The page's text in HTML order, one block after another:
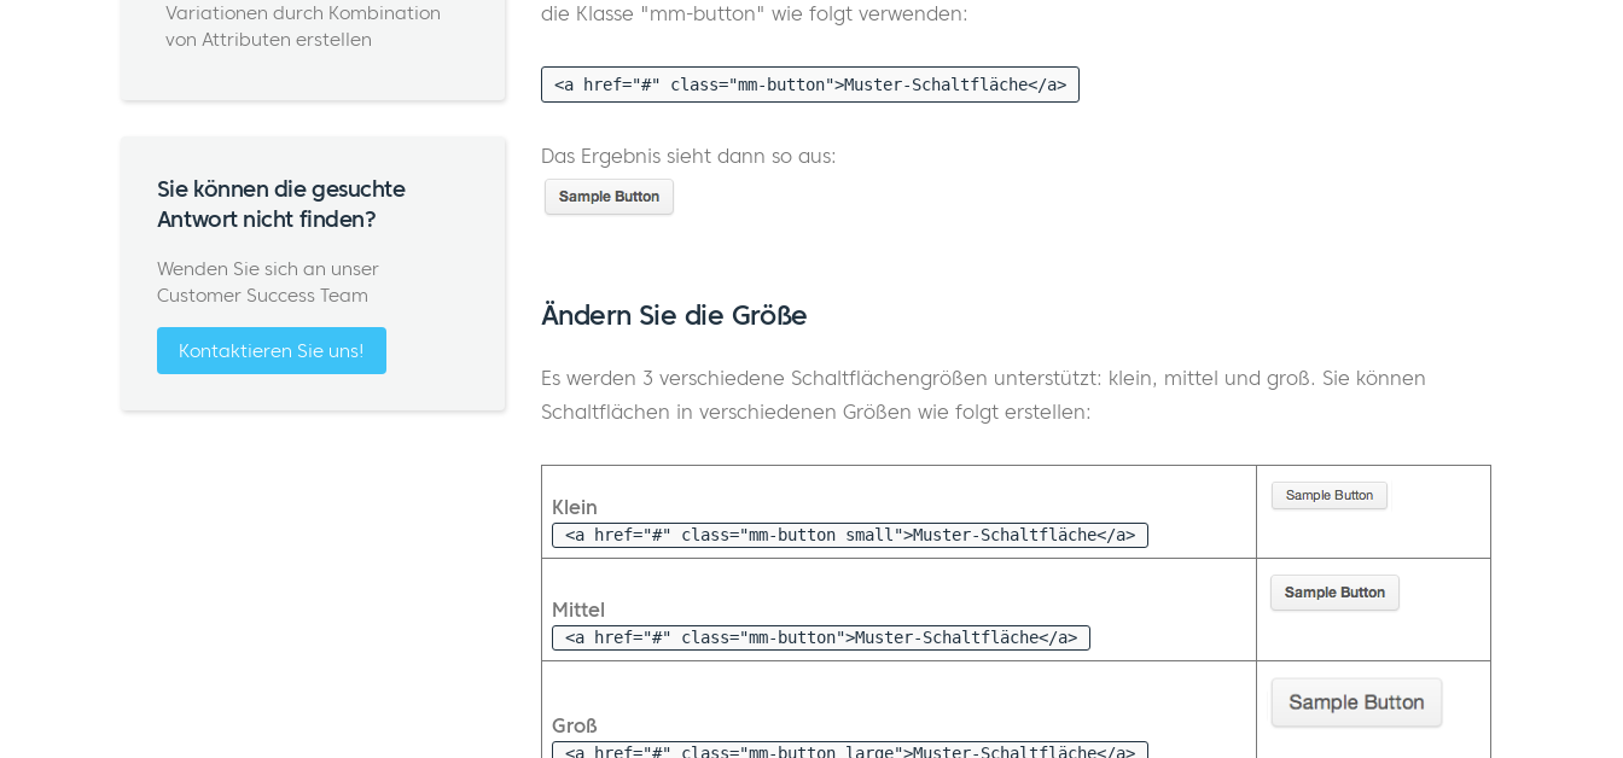
die Klasse "mm-button" wie folgt verwenden:
<a href="#" class="mm-button">Muster-Schaltfläche</a>
Das Ergebnis sieht dann so aus:
Ändern Sie die Größe
Es werden 3 verschiedene Schaltflächengrößen unterstützt: klein, mittel und groß. Sie können
Schaltflächen in verschiedenen Größen wie folgt erstellen:
Klein
<a href="#" class="mm-button small">Muster-Schaltfläche</a>
Mittel
<a href="#" class="mm-button">Muster-Schaltfläche</a>
Groß
<a href="#" class="mm-button large">Muster-Schaltfläche</a>
Variationen durch Kombination
von Attributen erstellen
Sie können die gesuchte
Antwort nicht finden?
Wenden Sie sich an unser
Customer Success Team
Kontaktieren Sie uns!